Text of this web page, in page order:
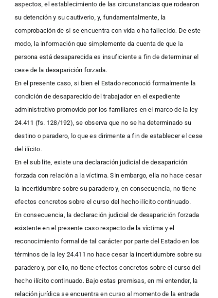
aspectos, el establecimiento de las circunstancias que rodearon
su detención y su cautiverio, y, fundamentalmente, la
comprobación de si se encuentra con vida o ha fallecido. De este
modo, la información que simplemente da cuenta de que la
persona está desaparecida es insuficiente a fin de determinar el
cese de la desaparición forzada.
En el presente caso, si bien el Estado reconoció formalmente la
condición de desaparecido del trabajador en el expediente
administrativo promovido por los familiares en el marco de la ley
24.411 (fs. 128/192), se observa que no se ha determinado su
destino o paradero, lo que es dirimente a fin de establecer el cese
del ilícito.
En el sub lite, existe una declaración judicial de desaparición
forzada con relación a la víctima. Sin embargo, ella no hace cesar
la incertidumbre sobre su paradero y, en consecuencia, no tiene
efectos concretos sobre el curso del hecho ilícito continuado.
En consecuencia, la declaración judicial de desaparición forzada
existente en el presente caso respecto de la víctima y el
reconocimiento formal de tal carácter por parte del Estado en los
términos de la ley 24.411 no hace cesar la incertidumbre sobre su
paradero y, por ello, no tiene efectos concretos sobre el curso del
hecho ilícito continuado. Bajo estas premisas, en mi entender, la
relación jurídica se encuentra en curso al momento de la entrada